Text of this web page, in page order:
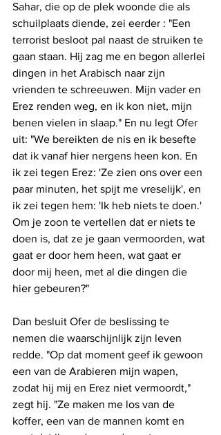
Sahar, die op de plek woonde die als
schuilplaats diende, zei eerder : "Een
terrorist besloot pal naast de struiken te
gaan staan. Hij zag me en begon allerlei
dingen in het Arabisch naar zijn
vrienden te schreeuwen. Mijn vader en
Erez renden weg, en ik kon niet, mijn
benen vielen in slaap." En nu legt Ofer
uit: "We bereikten de nis en ik besefte
dat ik vanaf hier nergens heen kon. En
ik zei tegen Erez: 'Ze zien ons over een
paar minuten, het spijt me vreselijk', en
ik zei tegen hem: 'Ik heb niets te doen.'
Om je zoon te vertellen dat er niets te
doen is, dat ze je gaan vermoorden, wat
gaat er door hem heen, wat gaat er
door mij heen, met al die dingen die
hier gebeuren?"
Dan besluit Ofer de beslissing te
nemen die waarschijnlijk zijn leven
redde. "Op dat moment geef ik gewoon
een van de Arabieren mijn wapen,
zodat hij mij en Erez niet vermoordt,"
zegt hij. "Ze maken me los van de
koffer, een van de mannen komt en